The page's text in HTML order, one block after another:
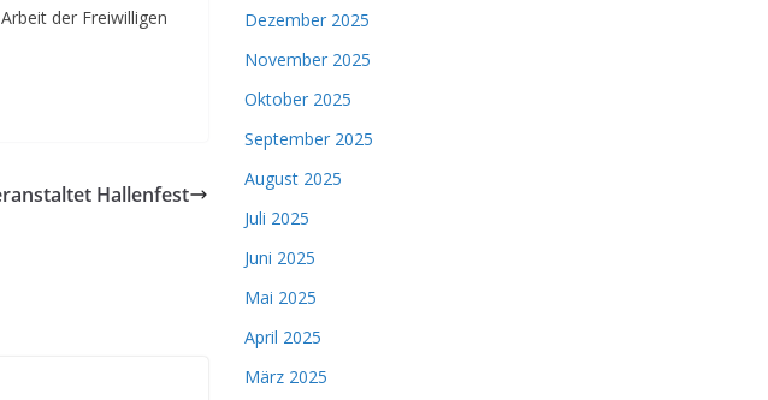
der Freiwilligen
Hallenfest
Dezember 2025
November 2025
Oktober 2025
September 2025
August 2025
Juli 2025
Juni 2025
Mai 2025
April 2025
März 2025